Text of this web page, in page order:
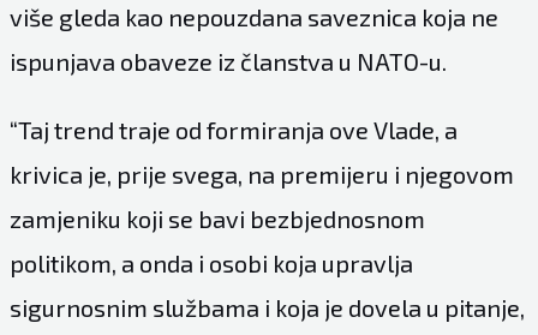
više gleda kao nepouzdana saveznica koja ne
ispunjava obaveze iz članstva u NATO-u.
“Taj trend traje od formiranja ove Vlade, a
krivica je, prije svega, na premijeru i njegovom
zamjeniku koji se bavi bezbjednosnom
politikom, a onda i osobi koja upravlja
sigurnosnim službama i koja je dovela u pitanje,